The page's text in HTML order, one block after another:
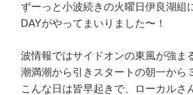
ずーっと小波続きの火曜日伊良湖組
DAYがやってまいりました〜！
波情報ではサイドオンの東風が強ま
潮満潮から引きスタートの朝一から
こんな日は皆早起きで、ローカルさ